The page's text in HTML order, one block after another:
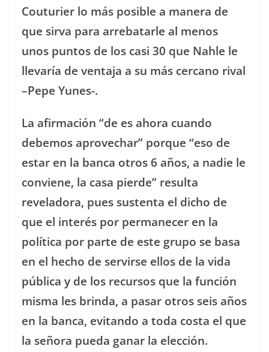
Couturier lo más posible a manera de
que sirva para arrebatarle al menos
unos puntos de los casi 30 que Nahle le
llevaría de ventaja a su más cercano rival
–Pepe Yunes-.
La afirmación “de es ahora cuando
debemos aprovechar” porque “eso de
estar en la banca otros 6 años, a nadie le
conviene, la casa pierde” resulta
reveladora, pues sustenta el dicho de
que el interés por permanecer en la
política por parte de este grupo se basa
en el hecho de servirse ellos de la vida
pública y de los recursos que la función
misma les brinda, a pasar otros seis años
en la banca, evitando a toda costa el que
la señora pueda ganar la elección.